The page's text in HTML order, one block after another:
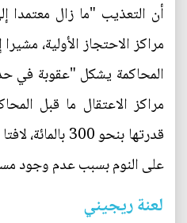
أن التعذيب "ما زال معتمدا
مراكز الاحتجاز الأولية،
المحاكمة يشكل "عقوبة في
مراكز الاعتقال ما قبل
قدرتها بنحو 300
على النوم بسبب عدم وجود
لعنة ريجيني